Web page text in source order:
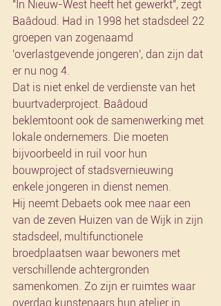
"In Nieuw-West heeft het gewerkt", zegt
Baâdoud. Had in 1998 het stadsdeel 22
groepen van zogenaamd
'overlastgevende jongeren', dan zijn dat
er nu nog 4.
Dat is niet enkel de verdienste van het
buurtvaderproject. Baâdoud
beklemtoont ook de samenwerking met
lokale ondernemers. Die moeten
bijvoorbeeld in ruil voor hun
bouwproject of stadsvernieuwing
enkele jongeren in dienst nemen.
Hij neemt Debaets ook mee naar een
van de zeven Huizen van de Wijk in zijn
stadsdeel, multifunctionele
broedplaatsen waar bewoners met
verschillende achtergronden
samenkomen. Zo zijn er ruimtes waar
overdag kunstenaars hun atelier in